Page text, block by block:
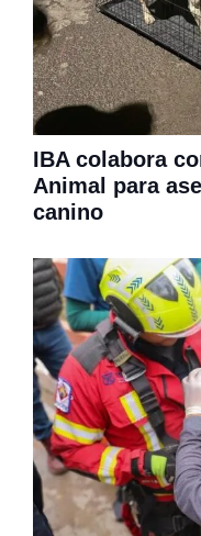
IBA colabora
Animal para
canino